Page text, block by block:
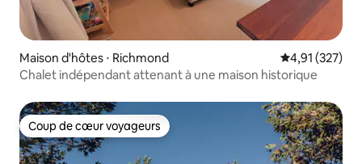
Maison d'hôtes ⋅ Richmond Évaluation
4,91 (327)
Chalet indépendant attenant à une maison historique
Coup de cœur voyageurs
Coup de cœur voyageurs